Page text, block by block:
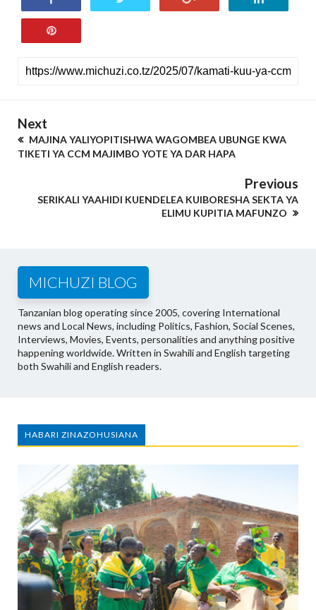
Next
MAJINA YALIYOPITISHWA WAGOMBEA UBUNGE KWA
TIKETI YA CCM MAJIMBO YOTE YA DAR HAPA
Previous
SERIKALI YAAHIDI KUENDELEA KUIBORESHA SEKTA YA
ELIMU KUPITIA MAFUNZO
MICHUZI BLOG
Tanzanian blog operating since 2005, covering International
news and Local News, including Politics, Fashion, Social Scenes,
Interviews, Movies, Events, personalities and anything positive
happening worldwide. Written in Swahili and English targeting
both Swahili and English readers.
HABARI ZINAZOHUSIANA